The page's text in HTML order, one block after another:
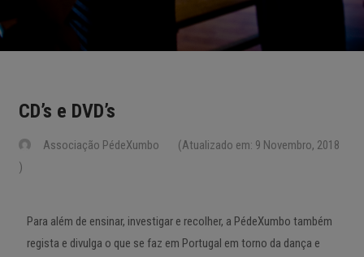
CD’s e DVD’s
Associação PédeXumbo
(Atualizado em: 9 Novembro, 2018
)
Para além de ensinar, investigar e recolher, a PédeXumbo também
regista e divulga o que se faz em Portugal em torno da dança e